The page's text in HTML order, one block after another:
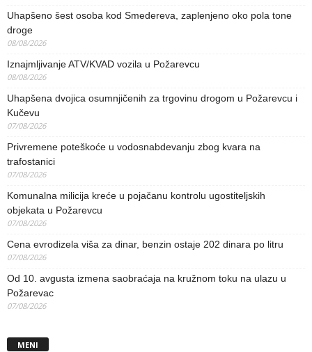
Uhapšeno šest osoba kod Smedereva, zaplenjeno oko pola tone
droge
08/08/2026
Iznajmljivanje ATV/KVAD vozila u Požarevcu
08/08/2026
Uhapšena dvojica osumnjičenih za trgovinu drogom u Požarevcu i
Kučevu
07/08/2026
Privremene poteškoće u vodosnabdevanju zbog kvara na
trafostanici
07/08/2026
Komunalna milicija kreće u pojačanu kontrolu ugostiteljskih
objekata u Požarevcu
07/08/2026
Cena evrodizela viša za dinar, benzin ostaje 202 dinara po litru
07/08/2026
Od 10. avgusta izmena saobraćaja na kružnom toku na ulazu u
Požarevac
07/08/2026
MENI